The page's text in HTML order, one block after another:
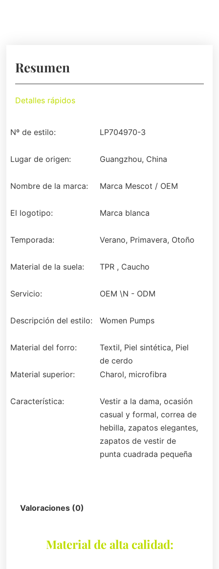
Resumen
Detalles rápidos
Nº de estilo: LP704970-3
Lugar de origen: Guangzhou, China
Nombre de la marca: Marca Mescot / OEM
El logotipo: Marca blanca
Temporada: Verano, Primavera, Otoño
Material de la suela: TPR , Caucho
Servicio: OEM \N - ODM
Descripción del estilo: Women Pumps
Material del forro:
Textil, Piel sintética, Piel
de cerdo
Material superior:
Charol, microfibra
Característica:
Vestir a la dama, ocasión
casual y formal, correa de
hebilla, zapatos elegantes,
zapatos de vestir de
punta cuadrada pequeña
Valoraciones (0)
Material de alta calidad: